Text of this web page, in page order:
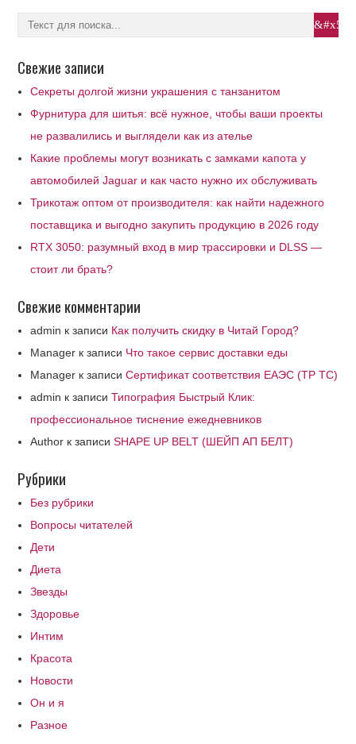
Свежие записи
Секреты долгой жизни украшения с танзанитом
Фурнитура для шитья: всё нужное, чтобы ваши проекты
не развалились и выглядели как из ателье
Какие проблемы могут возникать с замками капота у
автомобилей Jaguar и как часто нужно их обслуживать
Трикотаж оптом от производителя: как найти надежного
поставщика и выгодно закупить продукцию в 2026 году
RTX 3050: разумный вход в мир трассировки и DLSS —
стоит ли брать?
Свежие комментарии
admin к записи Как получить скидку в Читай Город?
Manager к записи Что такое сервис доставки еды
Manager к записиСертификат соответствия ЕАЭС (ТР ТС)
admin к записиТипография Быстрый Клик:
профессиональное тиснение ежедневников
Author к записиSHAPE UP BELT (ШЕЙП АП БЕЛТ)
Рубрики
Без рубрики
Вопросы читателей
Дети
Диета
Звезды
Здоровье
Интим
Красота
Новости
Он и я
Разное